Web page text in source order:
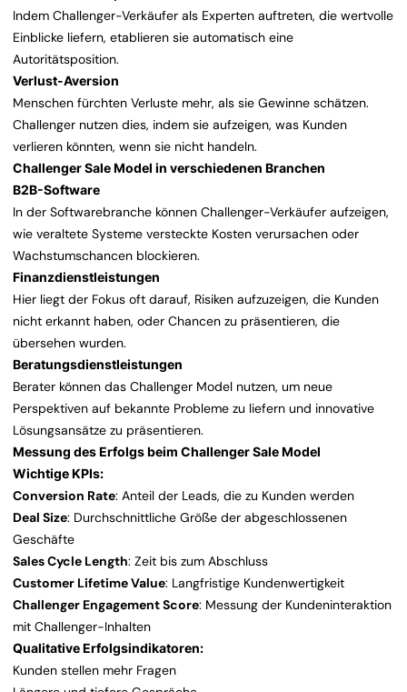
Indem Challenger-Verkäufer als Experten auftreten, die wertvolle
Einblicke liefern, etablieren sie automatisch eine
Autoritätsposition.
Verlust-Aversion
Menschen fürchten Verluste mehr, als sie Gewinne schätzen.
Challenger nutzen dies, indem sie aufzeigen, was Kunden
verlieren könnten, wenn sie nicht handeln.
Challenger Sale Model in verschiedenen Branchen
B2B-Software
In der Softwarebranche können Challenger-Verkäufer aufzeigen,
wie veraltete Systeme versteckte Kosten verursachen oder
Wachstumschancen blockieren.
Finanzdienstleistungen
Hier liegt der Fokus oft darauf, Risiken aufzuzeigen, die Kunden
nicht erkannt haben, oder Chancen zu präsentieren, die
übersehen wurden.
Beratungsdienstleistungen
Berater können das Challenger Model nutzen, um neue
Perspektiven auf bekannte Probleme zu liefern und innovative
Lösungsansätze zu präsentieren.
Messung des Erfolgs beim Challenger Sale Model
Wichtige KPIs:
Conversion Rate: Anteil der Leads, die zu Kunden werden
Deal Size: Durchschnittliche Größe der abgeschlossenen
Geschäfte
Sales Cycle Length: Zeit bis zum Abschluss
Customer Lifetime Value: Langfristige Kundenwertigkeit
Challenger Engagement Score: Messung der Kundeninteraktion
mit Challenger-Inhalten
Qualitative Erfolgsindikatoren:
Kunden stellen mehr Fragen